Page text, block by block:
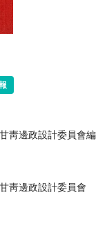
靑邊政設計委員會編
靑邊政設計委員會